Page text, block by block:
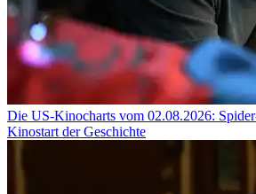
Die US-Kinocharts vom 02.08.2026:
Kinostart der Geschichte